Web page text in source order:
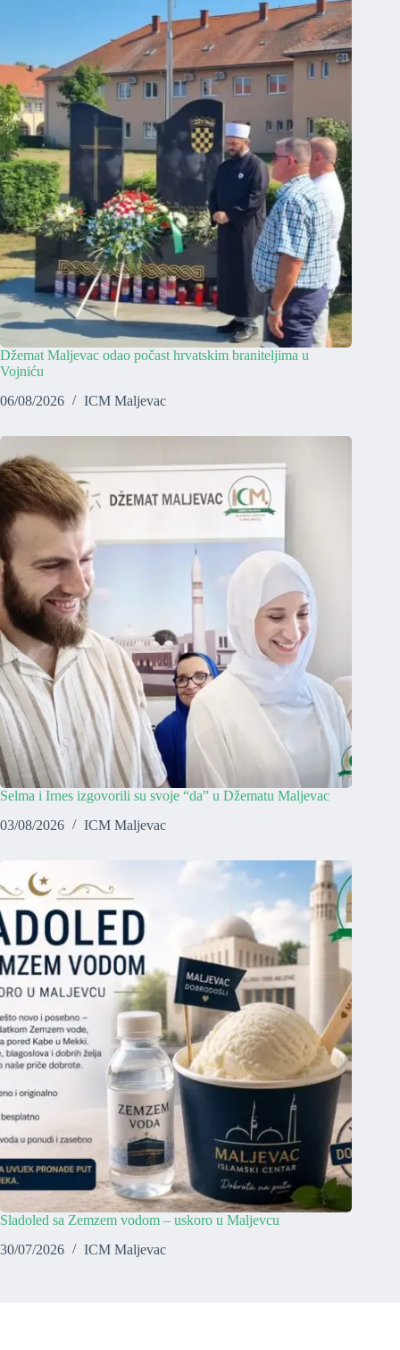
Džemat Maljevac odao počast hrvatskim braniteljima u
Vojniću
06/08/2026
ICM Maljevac
Selma i Irnes izgovorili su svoje “da” u Džematu Maljevac
03/08/2026
ICM Maljevac
Sladoled sa Zemzem vodom – uskoro u Maljevcu
30/07/2026
ICM Maljevac